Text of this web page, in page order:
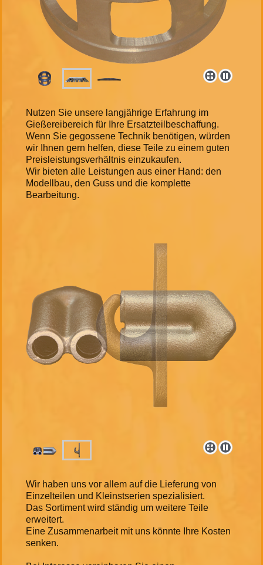
Nutzen Sie unsere langjährige Erfahrung im
Gießereibereich für Ihre Ersatzteilbeschaffung.
Wenn Sie gegossene Technik benötigen, würden
wir Ihnen gern helfen, diese Teile zu einem guten
Preisleistungsverhältnis einzukaufen.
Wir bieten alle Leistungen aus einer Hand: den
Modellbau, den Guss und die komplette
Bearbeitung.
Wir haben uns vor allem auf die Lieferung von
Einzelteilen und Kleinstserien spezialisiert.
Das Sortiment wird ständig um weitere Teile
erweitert.
Eine Zusammenarbeit mit uns könnte Ihre Kosten
senken.